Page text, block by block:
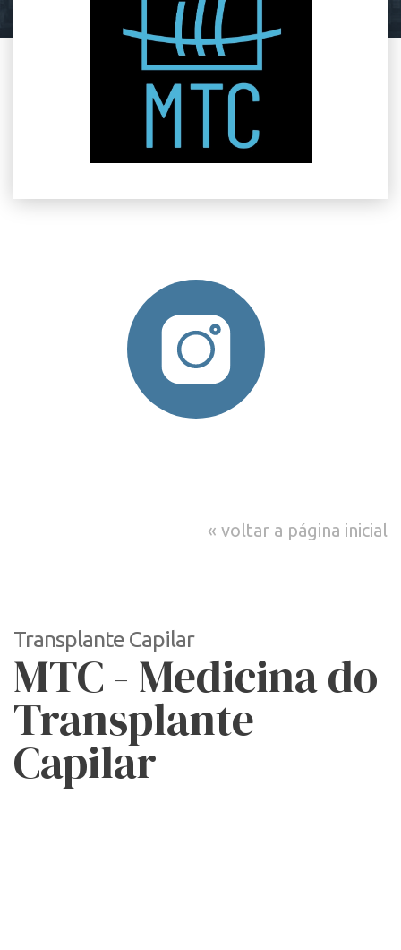
voltar a página inicial
Transplante Capilar
MTC - Medicina do
Transplante
Capilar